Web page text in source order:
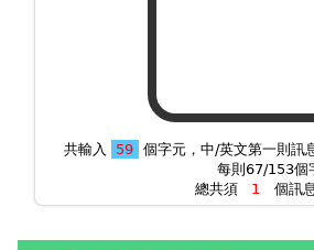
共輸入
個字元，中/英文第一則訊
每則67/153個
總共須
個訊